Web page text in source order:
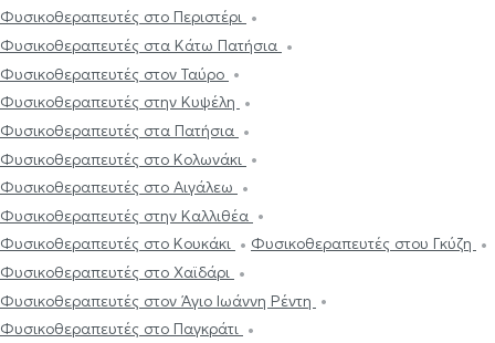
Φυσικοθεραπευτές στο Περιστέρι
Φυσικοθεραπευτές στα Κάτω Πατήσια
Φυσικοθεραπευτές στον Ταύρο
Φυσικοθεραπευτές στην Κυψέλη
Φυσικοθεραπευτές στα Πατήσια
Φυσικοθεραπευτές στο Κολωνάκι
Φυσικοθεραπευτές στο Αιγάλεω
Φυσικοθεραπευτές στην Καλλιθέα
Φυσικοθεραπευτές στο Κουκάκι
Φυσικοθεραπευτές στου Γκύζη
Φυσικοθεραπευτές στο Χαϊδάρι
Φυσικοθεραπευτές στον Άγιο Ιωάννη Ρέντη
Φυσικοθεραπευτές στο Παγκράτι